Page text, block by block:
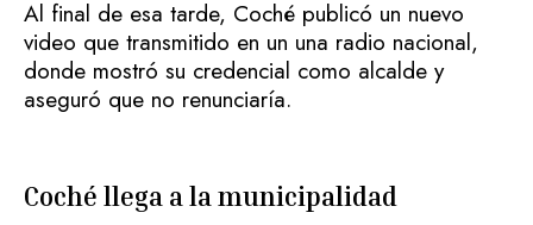
Al final de esa tarde, Coché publicó un nuevo
video que transmitido en un una radio nacional,
donde mostró su credencial como alcalde y
aseguró que no renunciaría.
Coché llega a la municipalidad